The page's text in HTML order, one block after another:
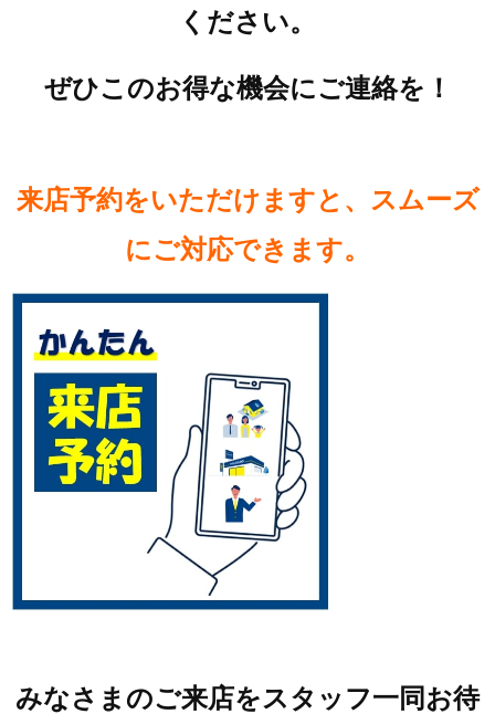
ください。
ぜひこのお得な機会にご連絡を！
来店予約をいただけますと、スムーズ
にご対応できます。
みなさまのご来店をスタッフ一同お待